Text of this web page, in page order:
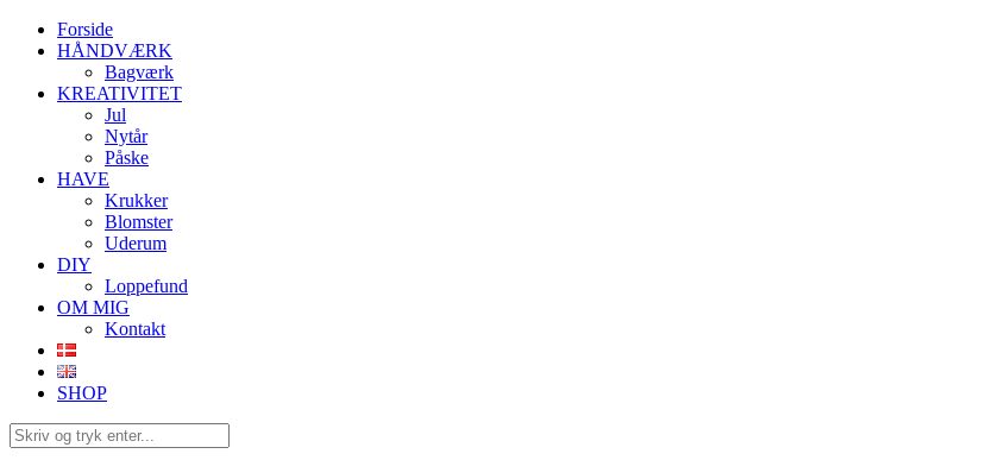
Forside
HÅNDVÆRK
Bagværk
KREATIVITET
Jul
Nytår
Påske
HAVE
Krukker
Blomster
Uderum
DIY
Loppefund
OM MIG
Kontakt
SHOP